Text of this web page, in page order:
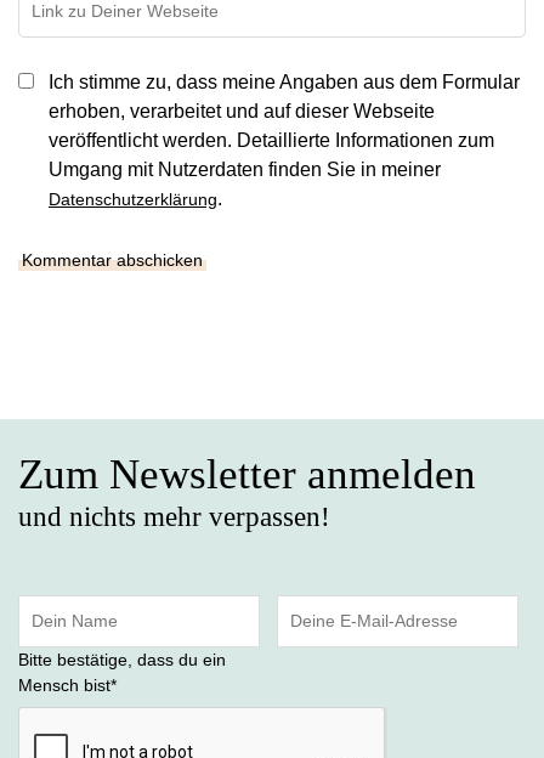
Ich stimme zu, dass meine Angaben aus dem Formular
erhoben, verarbeitet und auf dieser Webseite
veröffentlicht werden. Detaillierte Informationen zum
Umgang mit Nutzerdaten finden Sie in meiner
Datenschutzerklärung.
Zum Newsletter anmelden
und nichts mehr verpassen!
Bitte bestätige, dass du ein
Mensch bist*